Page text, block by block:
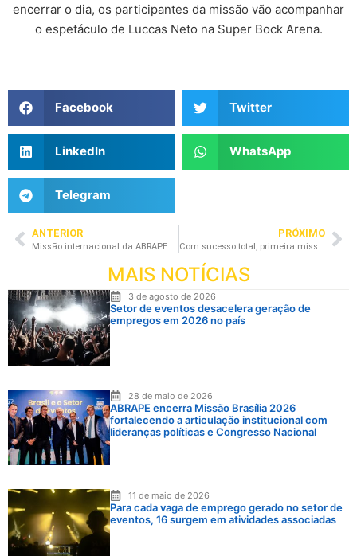
encerrar o dia, os participantes da missão vão acompanhar
o espetáculo de Luccas Neto na Super Bock Arena.
Facebook Twitter
LinkedIn WhatsApp
Telegram
ANTERIOR
Missão internacional da ABRAPE continua a todo vapor em Portugal
PRÓXIMO
Com sucesso total, primeira missão internacional da ABRAPE promove união, conhecimento e oportunidades de negócios
MAIS NOTÍCIAS
3 de agosto de 2026
Setor de eventos desacelera geração de
empregos em 2026 no país
28 de maio de 2026
ABRAPE encerra Missão Brasília 2026
fortalecendo a articulação institucional com
lideranças políticas e Congresso Nacional
11 de maio de 2026
Para cada vaga de emprego gerado no setor de
eventos, 16 surgem em atividades associadas